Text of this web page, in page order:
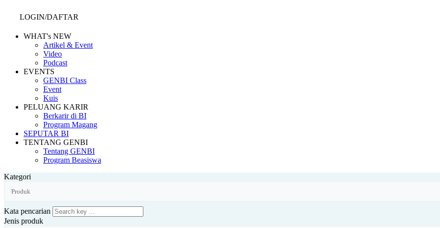
LOGIN/DAFTAR
WHAT's NEW
Artikel & Event
Video
Podcast
EVENTS
GENBI Class
Event
Kuis
PELUANG KARIR
Berkarir di BI
Program Magang
SEPUTAR BI
TENTANG GENBI
Tentang GENBI
Program Beasiswa
Kategori
Kata pencarian
Jenis produk